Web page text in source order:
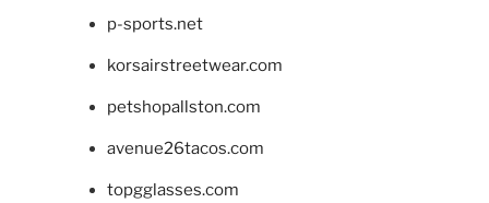
p-sports.net
korsairstreetwear.com
petshopallston.com
avenue26tacos.com
topgglasses.com